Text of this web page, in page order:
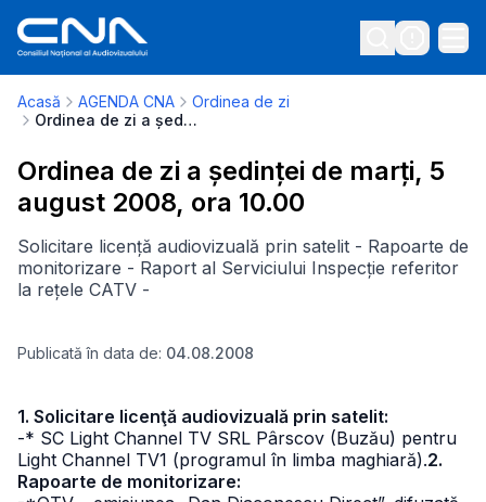
Acasă AGENDA CNA
Ordinea de zi
Ordinea de zi a ședinței de marți, 5 august 2008, ora 10.00
Ordinea de zi a ședinței de marți, 5
august 2008, ora 10.00
Solicitare licență audiovizuală prin satelit - Rapoarte de
monitorizare - Raport al Serviciului Inspecție referitor
la rețele CATV -
Publicată în data de: 04.08.2008
1. Solicitare licenţă audiovizuală prin satelit:
-* SC Light Channel TV SRL Pârscov (Buzău) pentru
Light Channel TV1 (programul în limba maghiară).2.
Rapoarte de monitorizare: